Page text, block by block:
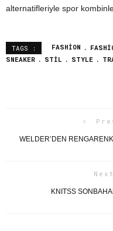
alternatifleriyle spor
TAGS : FASHION
SNEAKER
STIL STYLE
WELDER’DEN
KNITSS